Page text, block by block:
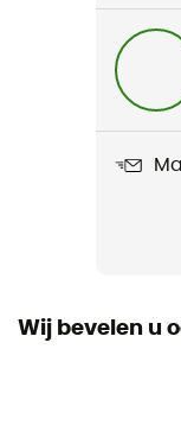
Anatomica Short
Wij bevelen u